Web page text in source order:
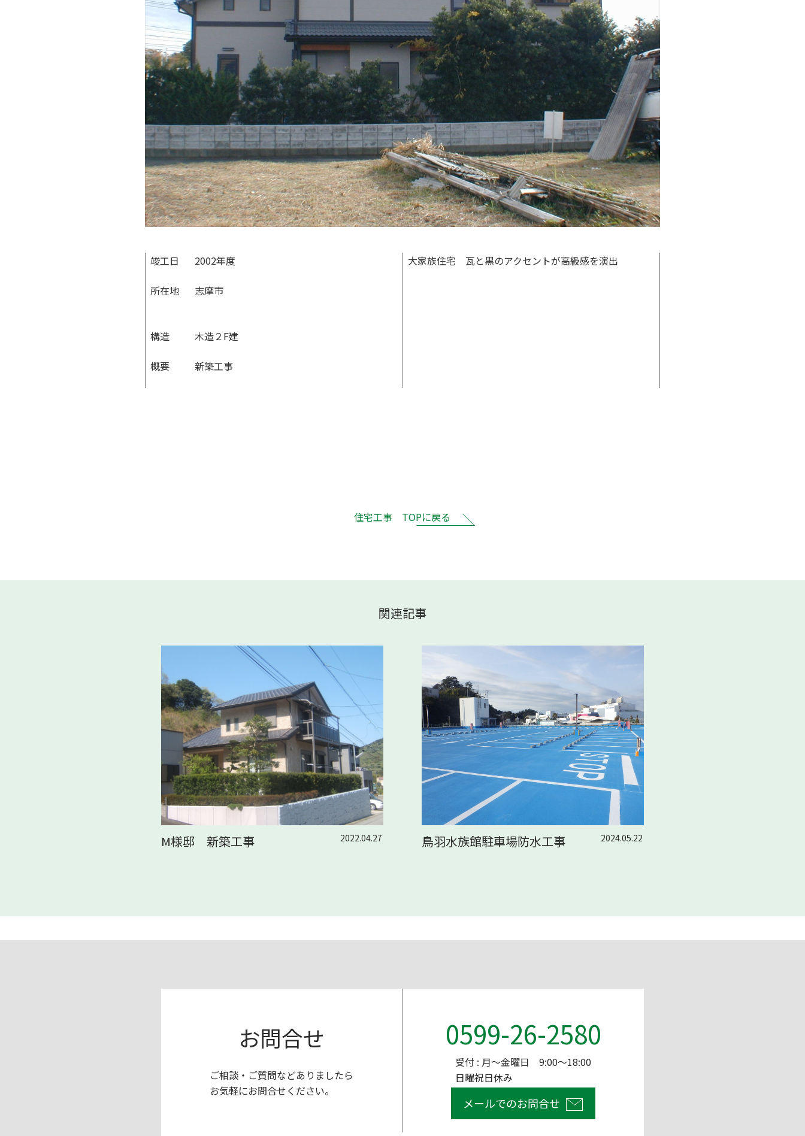
竣工日 2002年度
所在地 志摩市
構造 木造２F建
概要 新築工事
大家族住宅 瓦と黒のアクセントが高級感を演出
住宅工事 TOPに戻る
関連記事
M様邸 新築工事 2022.04.27 鳥羽水族館駐車場防水工事 2024.05.22
お問合せ
ご相談・ご質問などありましたら
お気軽にお問合せください。
0599-26-2580
受付 : 月～金曜日 9:00～18:00
日曜祝日休み
メールでのお問合せ